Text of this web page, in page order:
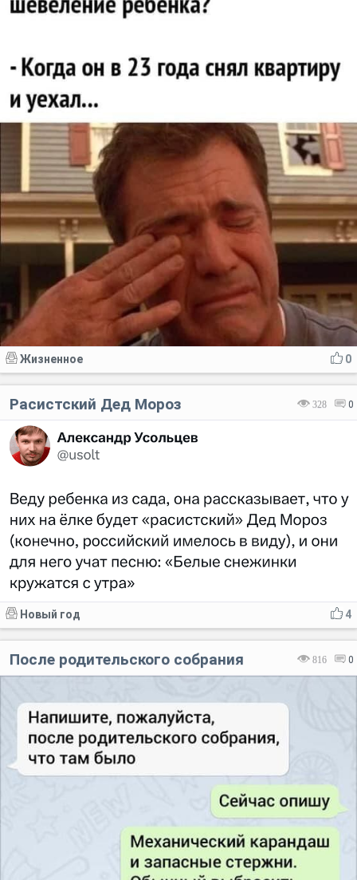
0
Жизненное
328 0
Расистский Дед Мороз
4
Новый год
816 0
После родительского собрания